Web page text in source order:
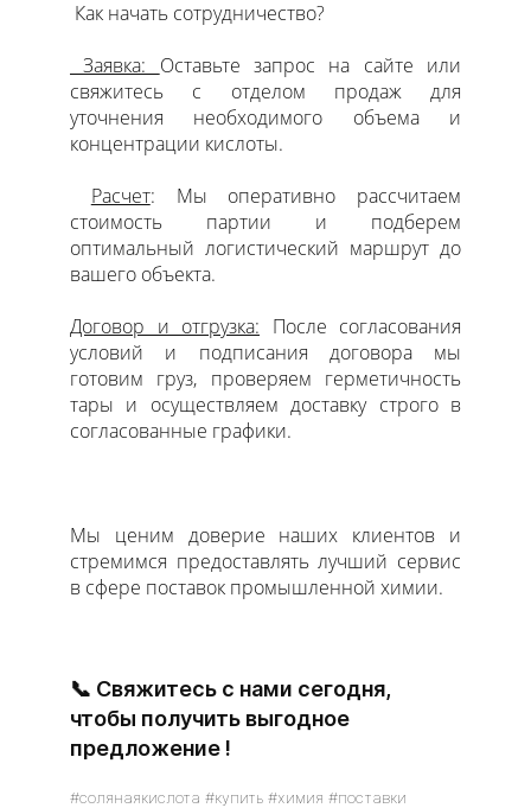
Как начать сотрудничество?
Заявка: Оставьте запрос на сайте или
свяжитесь с отделом продаж для
уточнения необходимого объема и
концентрации кислоты.
Расчет: Мы оперативно рассчитаем
стоимость партии и подберем
оптимальный логистический маршрут до
вашего объекта.
Договор и отгрузка: После согласования
условий и подписания договора мы
готовим груз, проверяем герметичность
тары и осуществляем доставку строго в
согласованные графики.
Мы ценим доверие наших клиентов и
стремимся предоставлять лучший сервис
в сфере поставок промышленной химии.
📞 Свяжитесь с нами сегодня,
чтобы получить выгодное
предложение !
#солянаякислота #купить #химия #поставки